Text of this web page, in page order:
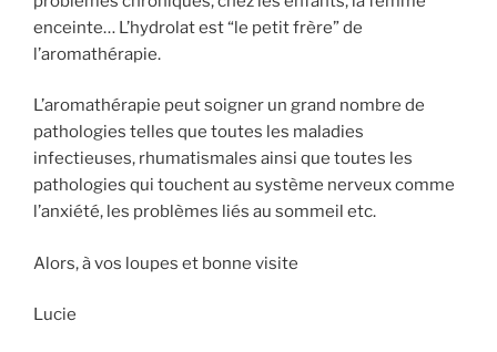
enceinte… L’hydrolat est “le petit frère” de
l’aromathérapie.
L’aromathérapie peut soigner un grand nombre de
pathologies telles que toutes les maladies
infectieuses, rhumatismales ainsi que toutes les
pathologies qui touchent au système nerveux comme
l’anxiété, les problèmes liés au sommeil etc.
Alors, à vos loupes et bonne visite
Lucie